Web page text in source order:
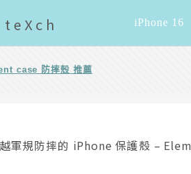
teXch iPhone 16
case 防摔殼 推薦
軍規防摔的 iPhone 保護殼 –